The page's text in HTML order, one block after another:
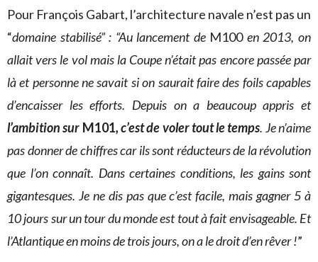
Pour François Gabart, l’architecture navale n’est pas un
“domaine stabilisé” : “Au lancement de M100en 2013, on
allait vers le vol mais la Coupe n’était pas encore passée par
là et personne ne savait si on saurait faire des foils capables
d’encaisser les efforts. Depuis on a beaucoup appris et
l’ambition sur M101, c’est de voler tout le temps. Je n’aime
pas donner de chiffres car ils sont réducteurs de la révolution
que l’on connaît. Dans certaines conditions, les gains sont
gigantesques. Je ne dis pas que c’est facile, mais gagner 5 à
10 jours sur un tour du monde est tout à fait envisageable. Et
l’Atlantique en moins de trois jours, on a le droit d’en rêver !”